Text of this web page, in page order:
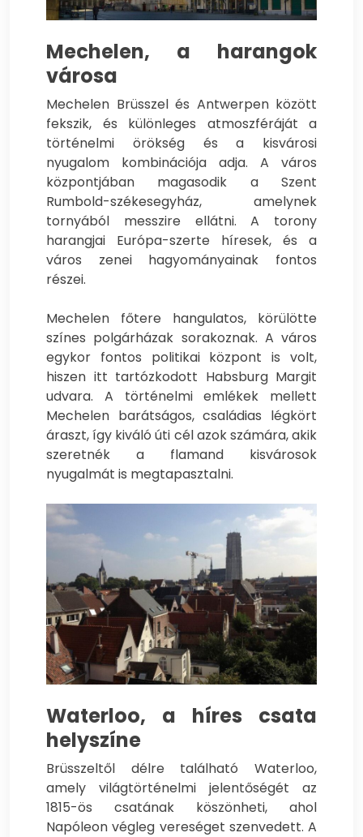
Mechelen, a harangok
városa
Mechelen Brüsszel és Antwerpen között
fekszik, és különleges atmoszféráját a
történelmi örökség és a kisvárosi
nyugalom kombinációja adja. A város
központjában magasodik a Szent
Rumbold-székesegyház, amelynek
tornyából messzire ellátni. A torony
harangjai Európa-szerte híresek, és a
város zenei hagyományainak fontos
részei.
Mechelen főtere hangulatos, körülötte
színes polgárházak sorakoznak. A város
egykor fontos politikai központ is volt,
hiszen itt tartózkodott Habsburg Margit
udvara. A történelmi emlékek mellett
Mechelen barátságos, családias légkört
áraszt, így kiváló úti cél azok számára, akik
szeretnék a flamand kisvárosok
nyugalmát is megtapasztalni.
Waterloo, a híres csata
helyszíne
Brüsszeltől délre található Waterloo,
amely világtörténelmi jelentőségét az
1815-ös csatának köszönheti, ahol
Napóleon végleg vereséget szenvedett. A